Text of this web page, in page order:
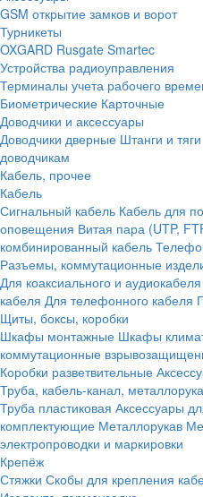
GSM открытие замков и ворот
Турникеты
OXGARD Rusgate Smartec
Устройства радиоуправления
Терминалы учета рабочего
Биометрические Карточные
Доводчики и аксессуары
Доводчики дверные Штанги и
доводчикам
Кабель, прочее
Кабель
Сигнальный кабель Кабель для
оповещения Витая пара (UTP,
комбинированный кабель
Разъемы, коммутационные
Для коаксиального и аудиокабеля
кабеля Для телефонного кабеля
Щиты, боксы, коробки
Шкафы монтажные Шкафы
коммутационные
Коробки разветвительные
Труба, кабель-канал,
Труба пластиковая Аксессуары
комплектующие Металлорукав
электропроводки и маркировки
Крепёж
Стяжки Скобы для крепления